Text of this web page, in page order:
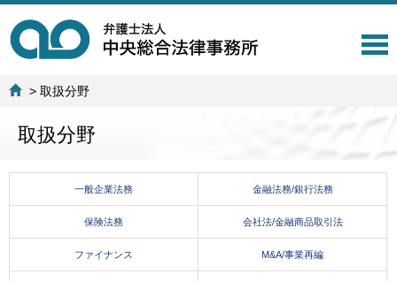
T
a
i
>取扱分野
取扱分野
一般企業法務 金融法務/銀行法務
保険法務 会社法/金融商品取引法
ファイナンス M&A/事業再編